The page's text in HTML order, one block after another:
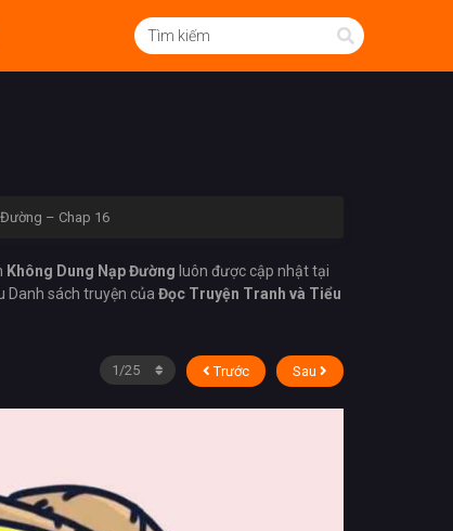
– Chap 16
Không Dung Nạp Đường luôn được cập nhật tại
Danh sách truyện của Đọc Truyện Tranh và Tiểu
Trước Sau